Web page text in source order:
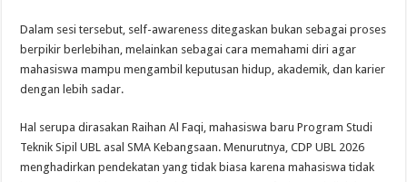
Dalam sesi tersebut, self-awareness ditegaskan bukan sebagai proses
berpikir berlebihan, melainkan sebagai cara memahami diri agar
mahasiswa mampu mengambil keputusan hidup, akademik, dan karier
dengan lebih sadar.
Hal serupa dirasakan Raihan Al Faqi, mahasiswa baru Program Studi
Teknik Sipil UBL asal SMA Kebangsaan. Menurutnya, CDP UBL 2026
menghadirkan pendekatan yang tidak biasa karena mahasiswa tidak